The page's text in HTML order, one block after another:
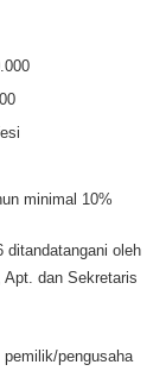
minimal 10%
ditandatangani oleh
dan Sekretaris
pengusaha